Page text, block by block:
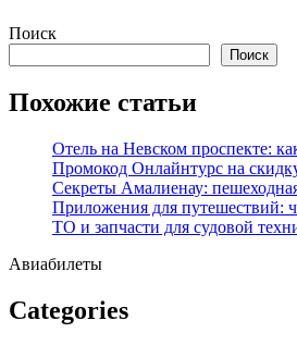
Перейти
содержимому
Поиск
Поиск
Похожие статьи
Отель на Невском проспекте:
Промокод Онлайнтурс на
Секреты Амалиенау:
Приложения для путешествий:
ТО и запчасти для судовой
Авиабилеты
Categories